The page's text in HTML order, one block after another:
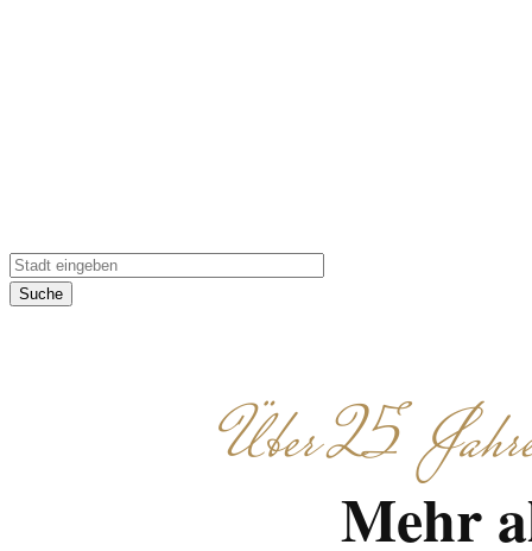
Suche
Über 25
Mehr